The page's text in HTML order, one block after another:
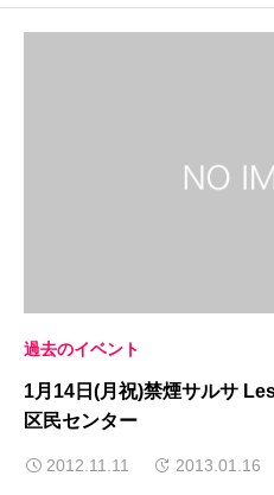
過去のイベント
1月14日(月祝)禁煙サルサ
区民センター
2012.11.11 2013.01.16